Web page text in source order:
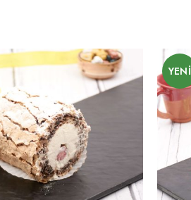
YENI